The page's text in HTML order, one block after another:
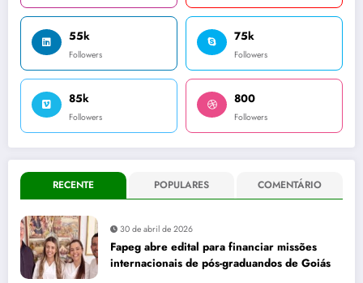
55k
Followers
75k
Followers
85k
Followers
800
Followers
RECENTE POPULARES COMENTÁRIO
30 de abril de 2026
Fapeg abre edital para financiar missões
internacionais de pós-graduandos de Goiás